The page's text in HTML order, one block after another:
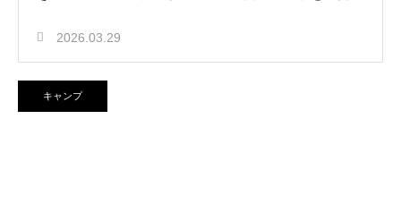
2026.03.29
キャンプ